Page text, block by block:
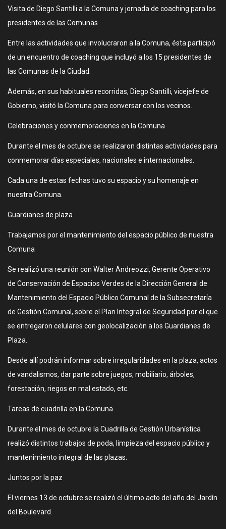
Visita de Diego Santilli a la Comuna y jornada de coaching para los
presidentes de las Comunas
Entre las actividades que involucraron a la Comuna, ésta participó
de un encuentro de coaching que incluyó a los 15 presidentes de
las Comunas de la Ciudad.
Además, en sus habituales recorridas, Diego Santilli, vicejefe de
Gobierno, visitó la Comuna para conversar con los vecinos.
Celebraciones y conmemoraciones en la Comuna
Durante el mes de octubre se realizaron distintas actividades para
conmemorar días especiales, nacionales e internacionales.
Cada una de estas fechas tuvo su espacio y su homenaje en
nuestra Comuna.
Guardianes de plaza
Trabajamos por el mantenimiento del espacio público de nuestra
Comuna
Se realizó una reunión con Walter Andreozzi, Gerente Operativo
de Conservación de Espacios Verdes de la Dirección General de
Mantenimiento del Espacio Público Comunal de la Subsecretaría
de Gestión Comunal, sobre el Plan Integral de Seguridad por el que
se entregaron celulares con geolocalización a los Guardianes de
Plaza.
Desde allí podrán informar sobre irregularidades en la plaza, actos
de vandalismos, dar parte sobre juegos, mobiliario, árboles,
forestación, riegos en mal estado, etc.
Tareas de cuadrilla en la Comuna
Durante el mes de octubre la Cuadrilla de Gestión Urbanística
realizó distintos trabajos de poda, limpieza del espacio público y
mantenimiento integral de las plazas.
Juntos por la paz
El viernes 13 de octubre se realizó el último acto del año del Jardín
del Boulevard.